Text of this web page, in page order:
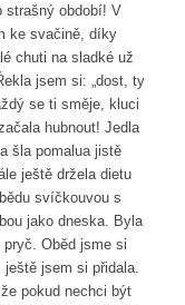
strašný období! V
ke svačině, díky
chuti na sladké už
jsem si: „dost, ty
se ti směje, kluci
hubnout! Jedla
šla pomalua jistě
ještě držela dietu
svíčkouvou s
jako dneska. Byla
Oběd jsme si
jsem si přidala.
pokud nechci být